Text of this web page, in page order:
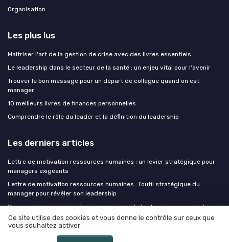
Organisation
Les plus lus
Maîtriser l'art de la gestion de crise avec des livres essentiels
Le leadership dans le secteur de la santé : un enjeu vital pour l'avenir
Trouver le bon message pour un départ de collègue quand on est
manager
10 meilleurs livres de finances personnelles
Comprendre le rôle du leader et la définition du leadership
Les derniers articles
Lettre de motivation ressources humaines : un levier stratégique pour
managers exigeants
Lettre de motivation ressources humaines : l’outil stratégique du
manager pour révéler son leadership
Comment manager une équipe avec impact : les leviers concrets du
manager moderne
Le télétravail n'a pas tué le management, il a révélé les managers qui
n'en faisaient pas
Ce site utilise des cookies et vous donne le contrôle sur ceux que
vous souhaitez activer